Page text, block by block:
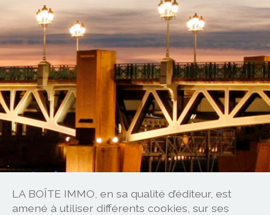
LA BOÎTE IMMO, en sa qualité d’éditeur, est
amené à utiliser différents cookies, sur ses